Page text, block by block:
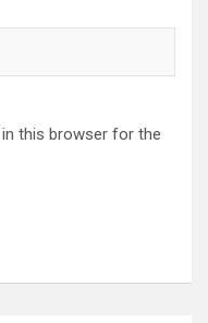
this browser for the